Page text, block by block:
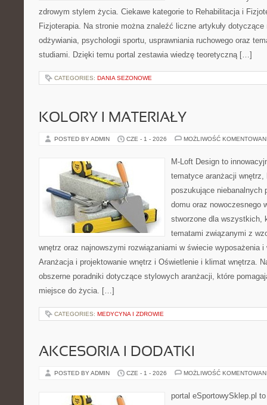
zdrowym stylem życia. Ciekawe kategorie to Rehabilitacja i
Fizjoterapia. Na stronie można znaleźć liczne artykuły dotyczące
odżywiania, psychologii sportu, usprawniania ruchowego oraz
studiami. Dzięki temu portal zestawia wiedzę teoretyczną […]
CATEGORIES: DANIA SEZONOWE
KOLORY I MATERIAŁY
POSTED BY ADMIN CZE - 1 - 2026 MOŻLIWOŚĆ
M-Loft Design to
tematyce aranżacji
poszukujące niebanalnych
domu oraz nowoczesnego
stworzone dla wszystkich,
tematami związanymi z
wnętrz oraz najnowszymi rozwiązaniami w świecie wyposażenia
Aranżacja i projektowanie wnętrz i Oświetlenie i klimat wnętrza.
obszerne poradniki dotyczące stylowych aranżacji, które
miejsce do życia. […]
CATEGORIES: MEDYCYNA I ZDROWIE
AKCESORIA I DODATKI
POSTED BY ADMIN CZE - 1 - 2026 MOŻLIWOŚĆ
portal eSportowySklep.pl